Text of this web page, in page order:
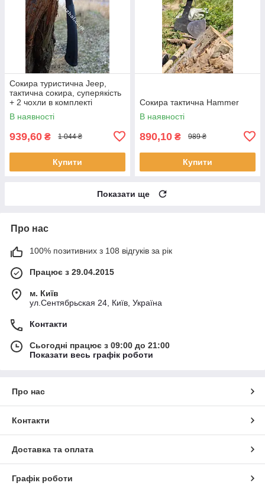
Сокира туристична Jeep,
тактична сокира, суперякість
+ 2 чохли в комплекті
В наявності
939,60 ₴ 1 044 ₴
Купити
Сокира тактична Hammer
В наявності
890,10 ₴ 989 ₴
Купити
Показати ще
Про нас
100% позитивних з 108 відгуків за рік
Працює з 29.04.2015
м. Київ
ул.Сентябрьская 24, Київ, Україна
Контакти
Сьогодні працює з 09:00 до 21:00
Показати весь графік роботи
Про нас
Контакти
Доставка та оплата
Графік роботи